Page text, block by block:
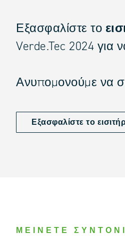
Εξασφαλίστε το
Verde.Tec 2024 για
Ανυπομονούμε να
Εξασφαλίστε το
ΜΕΊΝΕΤΕ